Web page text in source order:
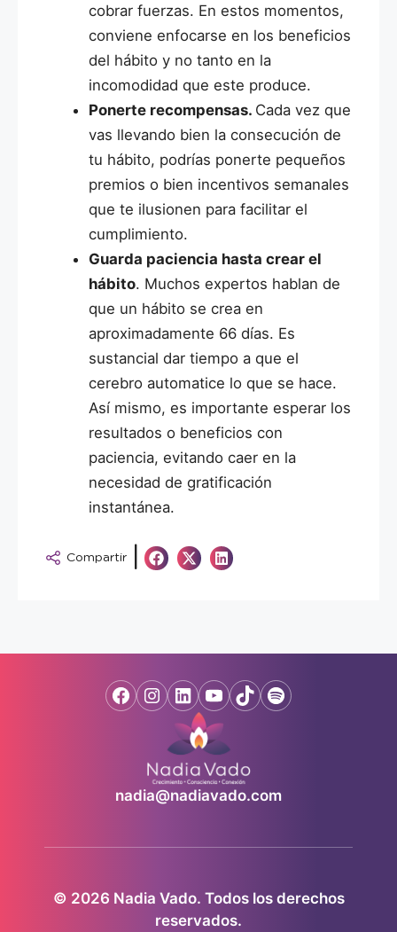
cobrar fuerzas. En estos momentos,
conviene enfocarse en los beneficios
del hábito y no tanto en la
incomodidad que este produce.
Ponerte recompensas. Cada vez que
vas llevando bien la consecución de
tu hábito, podrías ponerte pequeños
premios o bien incentivos semanales
que te ilusionen para facilitar el
cumplimiento.
Guarda paciencia hasta crear el
hábito. Muchos expertos hablan de
que un hábito se crea en
aproximadamente 66 días. Es
sustancial dar tiempo a que el
cerebro automatice lo que se hace.
Así mismo, es importante esperar los
resultados o beneficios con
paciencia, evitando caer en la
necesidad de gratificación
instantánea.
Compartir
nadia@nadiavado.com
© 2026 Nadia Vado. Todos los derechos
reservados.